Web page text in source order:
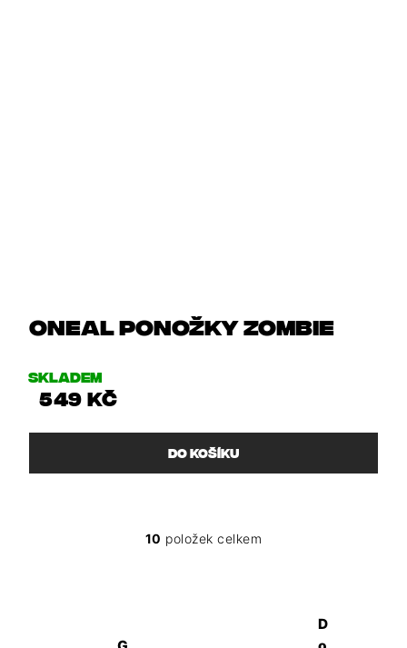
Oneal ponožky ZOMBIE
Skladem
549 Kč
DO KOŠÍKU
O
10 položek celkem
D